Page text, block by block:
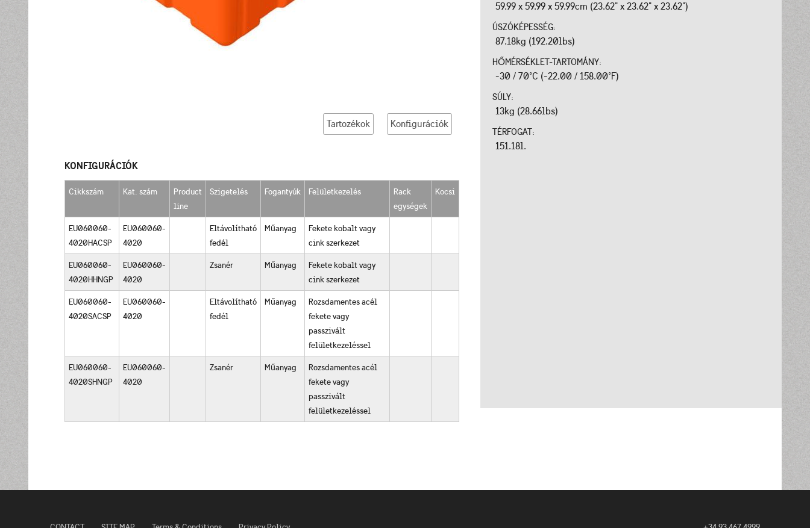
Tartozékok Konfigurációk
KONFIGURÁCIÓK
Cikkszám Kat. szám
Product
line
Szigetelés Fogantyúk Felületkezelés
Rack
egységek
Kocsi
EU060060-
4020HACSP
EU060060-
4020
Eltávolítható
fedél
Műanyag
Fekete kobalt vagy
cink szerkezet
EU060060-
4020HHNGP
EU060060-
4020
Zsanér Műanyag
Fekete kobalt vagy
cink szerkezet
EU060060-
4020SACSP
EU060060-
4020
Eltávolítható
fedél
Műanyag
Rozsdamentes acél
fekete vagy
passzivált
felületkezeléssel
EU060060-
4020SHNGP
EU060060-
4020
Zsanér Műanyag
Rozsdamentes acél
fekete vagy
passzivált
felületkezeléssel
59.99 x 59.99 x 59.99cm (23.62" x 23.62" x 23.62")
ÚSZÓKÉPESSÉG:
87.18kg (192.20lbs)
HŐMÉRSÉKLET-TARTOMÁNY:
-30 / 70°C (-22.00 / 158.00°F)
SÚLY:
13kg (28.66lbs)
TÉRFOGAT:
151.18l.